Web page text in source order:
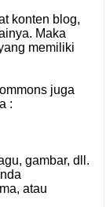
konten blog,
Maka
memiliki
juga
:
gambar, dll.
atau